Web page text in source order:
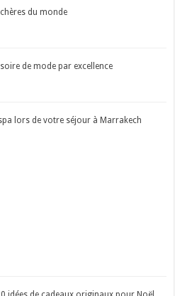
du monde
de mode par excellence
lors de votre séjour à Marrakech